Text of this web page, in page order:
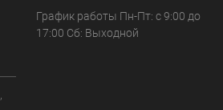
График работы Пн-Пт: с 9:00 до
17:00 Сб: Выходной